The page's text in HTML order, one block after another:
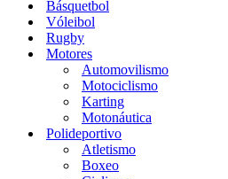
Básquetbol
Vóleibol
Rugby
Motores
Automovilismo
Motociclismo
Karting
Motonáutica
Polideportivo
Atletismo
Boxeo